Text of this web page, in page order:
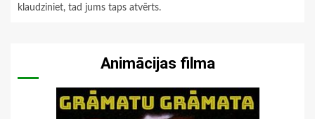
klaudziniet, tad jums taps atvērts.
Animācijas filma